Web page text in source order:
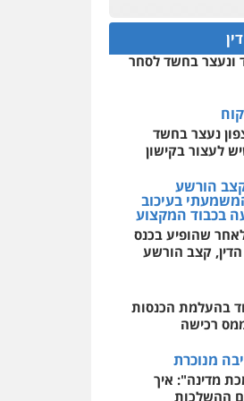
גורביץ – לוי
פשיעה
מעצרים וחקירות
תעבורה
דדון – משרד
פשיעה חמורה
נהרי
צווארון לבן
כלכלית בינלאומי
הסגרה
אתרים
דין
עבירות מין
מקצועיים לעורכי
רצח קיבל
ונעצר בחשד לסחר
נעצר בחשד
לעצור בקישון
הורשע
בעיכוב
בכבוד המקצוע
שהופיע בכנס
קצב הורשע
בהעלמת הכנסות
רכישה
מנוכרת
מדינה": איך
ההשלכות